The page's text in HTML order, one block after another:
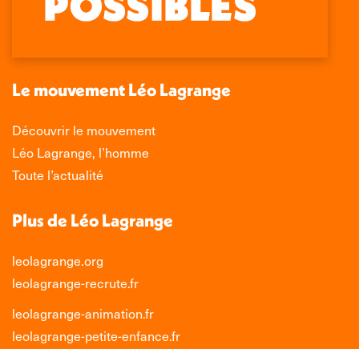
s'ouvre
une
fenêtre
s'ouvre
une
fenêtre
s'ouvre
une
fenêtre
s'ouvre
une
nouvelle
fenêtre
Le mouvement Léo Lagrange
Découvrir le mouvement
Léo Lagrange, l’homme
Toute l’actualité
Plus de Léo Lagrange
leolagrange.org
leolagrange-recrute.fr
leolagrange-animation.fr
leolagrange-petite-enfance.fr